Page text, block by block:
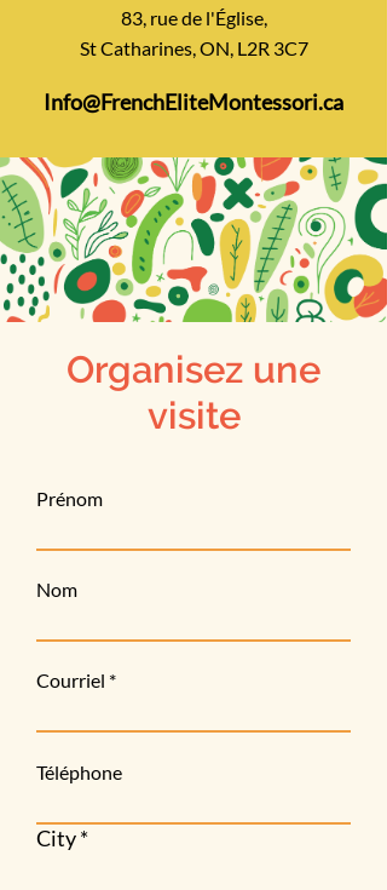
83, rue de l'Église,
St Catharines, ON, L2R 3C7
Info@FrenchEliteMontessori.ca
Organisez une
visite
Prénom
Nom
Courriel
Téléphone
City